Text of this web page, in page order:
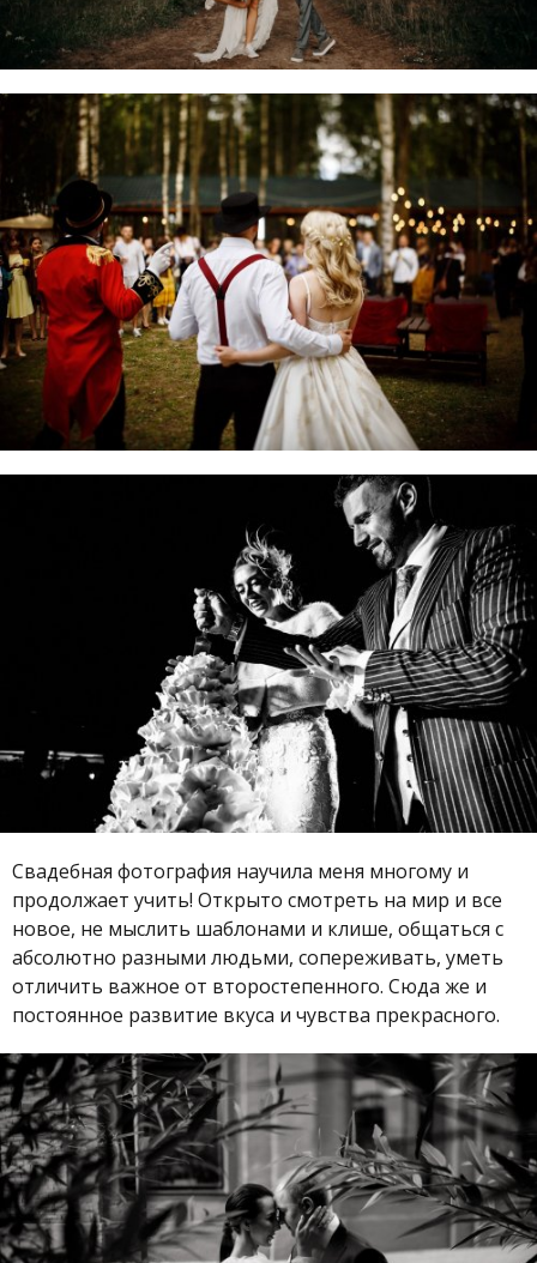
Свадебная фотография научила меня многому и
продолжает учить! Открыто смотреть на мир и все
новое, не мыслить шаблонами и клише, общаться с
абсолютно разными людьми, сопереживать, уметь
отличить важное от второстепенного. Сюда же и
постоянное развитие вкуса и чувства прекрасного.